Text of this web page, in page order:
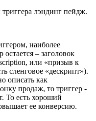
лэндинг пейдж.
наиболее
– заголовок
или «призыв к
сленговое «дескрипт»).
описать как
продаж, то триггер -
То есть хороший
ее конверсию.